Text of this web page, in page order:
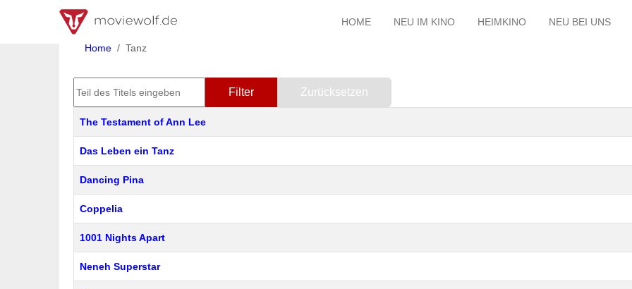
HOME NEU IM KINO HEIMKINO NEU BEI UNS
Home Tanz
Filter Zurücksetzen
Titel
The Testament of Ann Lee
Das Leben ein Tanz
Dancing Pina
Coppelia
1001 Nights Apart
Neneh Superstar